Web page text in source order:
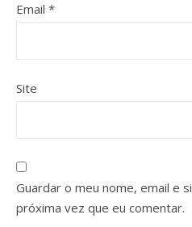
Email *
Site
Guardar o meu nome, email e
próxima vez que eu comentar.